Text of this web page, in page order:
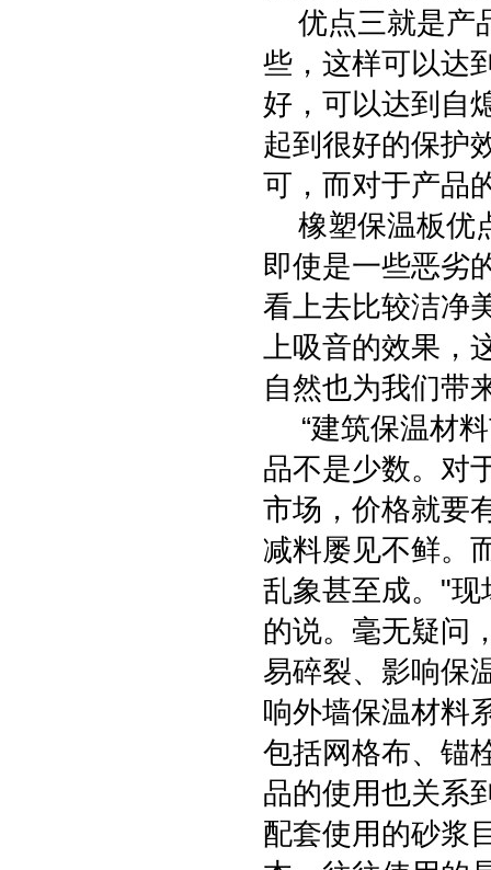
优点三就是产
些，这样可以达
好，可以达到自
起到很好的保护
可，而对于产品
橡塑保温板优
即使是一些恶劣
看上去比较洁净
上吸音的效果，
自然也为我们带
“建筑保温材料
品不是少数。对
市场，价格就要
减料屡见不鲜。
乱象甚至成。"
的说。毫无疑问
易碎裂、影响保
响外墙保温材料
包括网格布、锚
品的使用也关系
配套使用的砂浆